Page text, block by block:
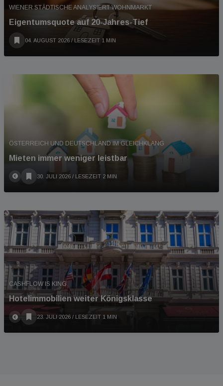
WIENER STÄDTISCHE ANALYSIERT WOHNMARKT
Eigentumsquote auf 20-Jahres-Tief
04. AUGUST 2026 / LESEZEIT 1 MIN
ÖSTERREICH UND DEUTSCHLAND IM GLEICHKLANG
Mieten immer weniger leistbar
30. JULI 2026 / LESEZEIT 2 MIN
CASHFLOW IS KING
Hotelimmobilien weiter Königsklasse
23. JULI 2026 / LESEZEIT 1 MIN